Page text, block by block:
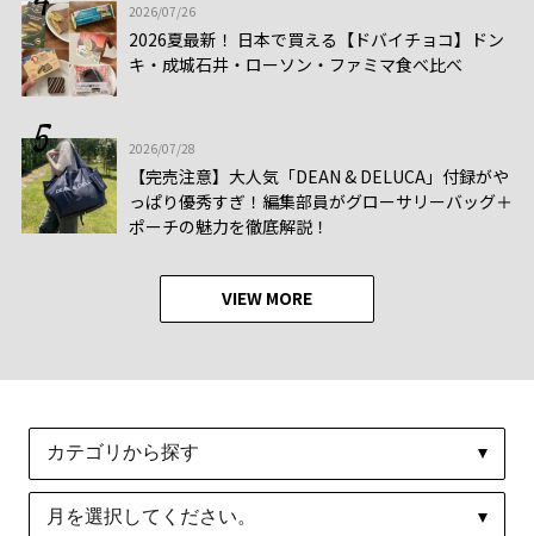
2026/07/26
2026夏最新！ 日本で買える【ドバイチョコ】ドン
キ・成城石井・ローソン・ファミマ食べ比べ
2026/07/28
【完売注意】大人気「DEAN & DELUCA」付録がや
っぱり優秀すぎ！編集部員がグローサリーバッグ＋
ポーチの魅力を徹底解説！
VIEW MORE